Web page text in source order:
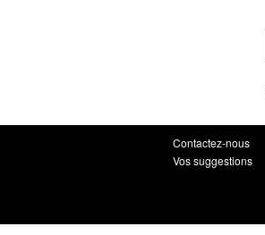
Contactez-nous
Vos suggestions